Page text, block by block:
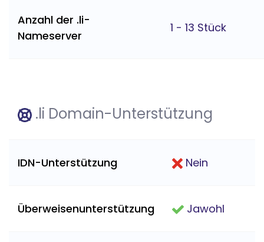
Anzahl der .li-
Nameserver
1 - 13 Stück
.li Domain-Unterstützung
IDN-Unterstützung Nein
Überweisenunterstützung Jawohl